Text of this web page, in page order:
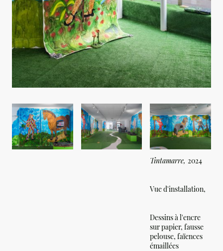
Tintamarre,2024
Vue d'installation,
Dessins à l'encre
sur papier, fausse
pelouse, faïences
émaillées